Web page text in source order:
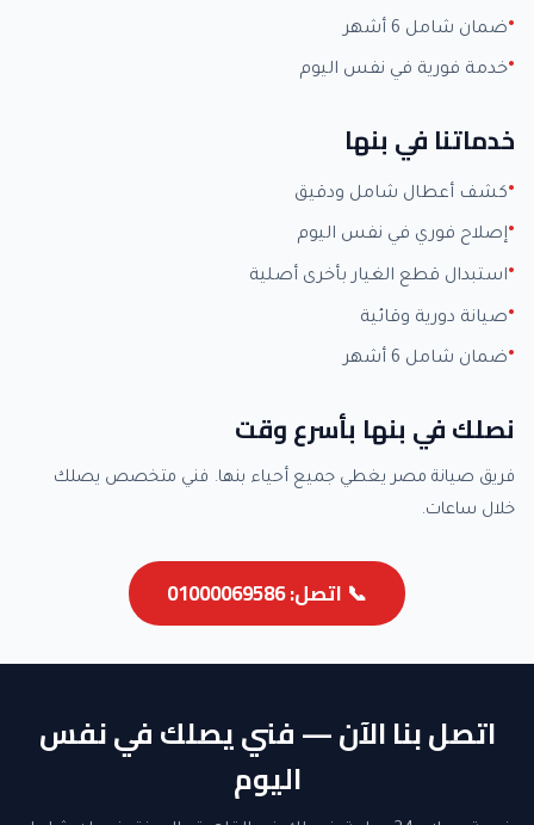
ضمان شامل 6 أشهر
خدمة فورية في نفس اليوم
خدماتنا في بنها
كشف أعطال شامل ودقيق
إصلاح فوري في نفس اليوم
استبدال قطع الغيار بأخرى أصلية
صيانة دورية وقائية
ضمان شامل 6 أشهر
نصلك في بنها بأسرع وقت
فريق صيانة مصر يغطي جميع أحياء بنها. فني متخصص يصلك
خلال ساعات.
📞 اتصل: 01000069586
اتصل بنا الآن — فني يصلك في نفس
اليوم